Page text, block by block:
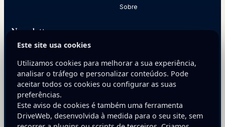
Sobre
Newsletter
sua empresa.
E-mail
Este site usa cookies
Utilizamos cookies para melhorar a sua experiência,
analisar o tráfego e personalizar conteúdos. Pode
aceitar todos os cookies ou configurar as suas
preferências.
Este aviso de cookies é também uma ferramenta
DriveWeb, desenvolvida à medida para o seu site, sem